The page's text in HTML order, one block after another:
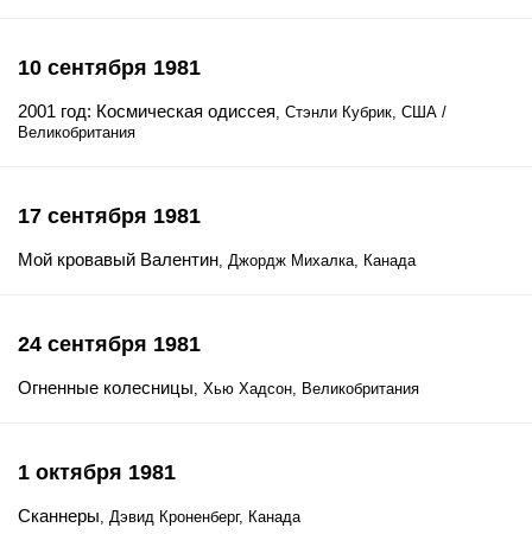
10 сентября 1981
2001 год: Космическая одиссея, Стэнли Кубрик, США /
Великобритания
17 сентября 1981
Мой кровавый Валентин, Джордж Михалка, Канада
24 сентября 1981
Огненные колесницы, Хью Хадсон, Великобритания
1 октября 1981
Сканнеры, Дэвид Кроненберг, Канада